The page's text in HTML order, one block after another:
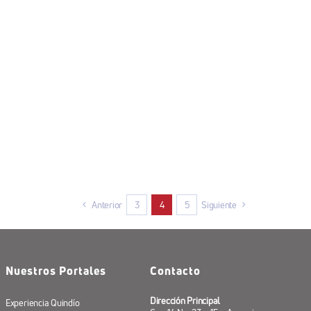
Anterior 3 4 5 Siguiente
Nuestros Portales
Experiencia Quindío
Contacto
Dirección Principal